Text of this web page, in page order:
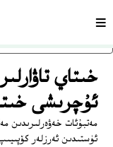
ئاساسلىق مەزمۇنغاسەھىپە
خىتاي
ئۇچرىشى
مەتبۇئات خەۋەرلىرىدىن
ئۈستىدىن ئەرزلەر